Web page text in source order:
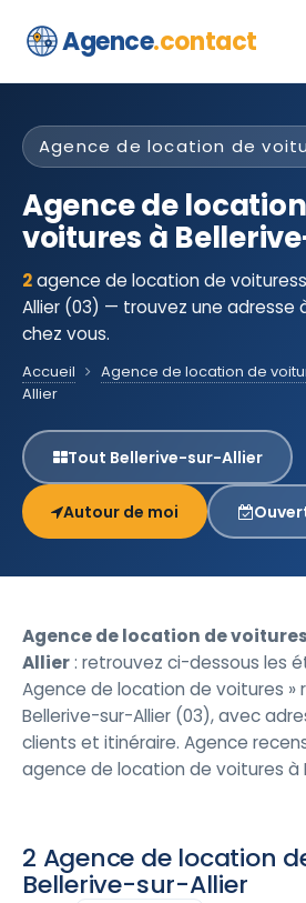
Agence.contact
Agence de location de
Agence de
voitures à
2agence de location de
Allier (03) — trouvez une adresse
chez vous.
Accueil Agence de location de
Allier
Tout Bellerive-sur-Allier
Autour de moi
Agence de location de
Allier: retrouvez ci-dessous les
Agence de location de voitures »
Bellerive-sur-Allier (03), avec
clients et itinéraire. Agence
agence de location de voitures à
2 Agence de location
Bellerive-sur-Allier